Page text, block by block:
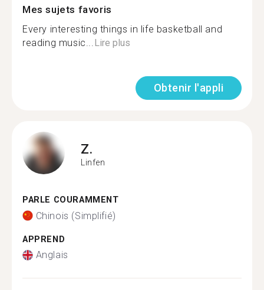
Mes sujets favoris
Every interesting things in life basketball and
reading music...Lire plus
Obtenir l'appli
Z.
Linfen
PARLE COURAMMENT
Chinois (Simplifié)
APPREND
Anglais